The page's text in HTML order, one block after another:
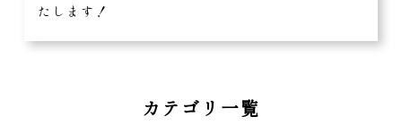
たします！
カテゴリ一覧